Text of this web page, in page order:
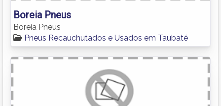
Boreia Pneus
Boreia Pneus
Pneus Recauchutados e Usados em Taubaté